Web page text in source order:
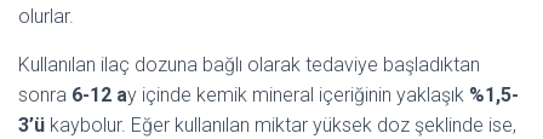
olurlar.
Kullanılan ilaç dozuna bağlı olarak tedaviye başladıktan
sonra 6-12 ay içinde kemik mineral içeriğinin yaklaşık %1,5-
3’ü kaybolur. Eğer kullanılan miktar yüksek doz şeklinde ise,